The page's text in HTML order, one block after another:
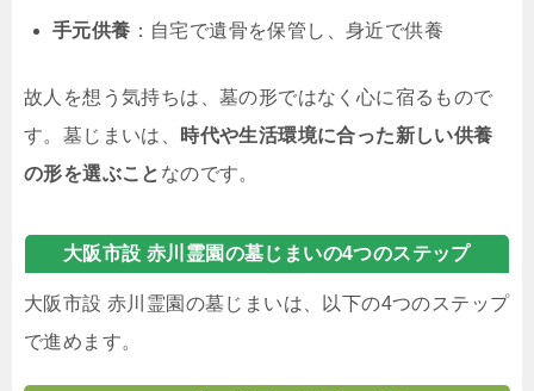
手元供養 ：自宅で遺骨を保管し、身近で供養
故人を想う気持ちは、墓の形ではなく心に宿るもので
す。墓じまいは、
時代や生活環境に合った新しい供養
の形を選ぶこと なのです。
大阪市設 赤川霊園の墓じまいの4つのステップ
大阪市設 赤川霊園の墓じまいは、以下の4つのステップ
で進めます。